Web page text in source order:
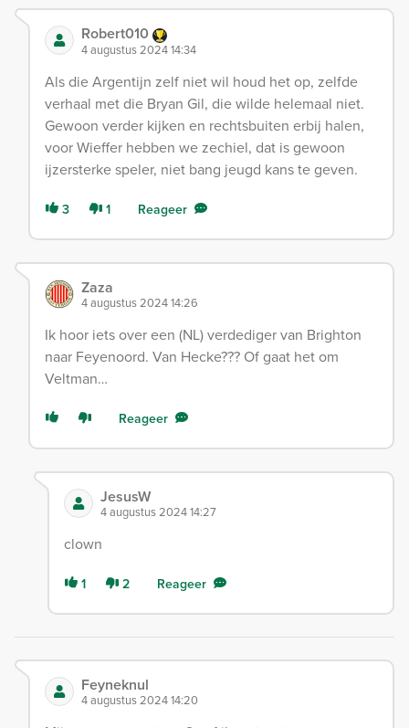
Robert010
4 augustus 2024 14:34
Als die Argentijn zelf niet wil houd het op, zelfde
verhaal met die Bryan Gil, die wilde helemaal niet.
Gewoon verder kijken en rechtsbuiten erbij halen,
voor Wieffer hebben we zechiel, dat is gewoon
ijzersterke speler, niet bang jeugd kans te geven.
3 1 Reageer
Zaza
4 augustus 2024 14:26
Ik hoor iets over een (NL) verdediger van Brighton
naar Feyenoord. Van Hecke??? Of gaat het om
Veltman…
Reageer
JesusW
4 augustus 2024 14:27
clown
1 2 Reageer
Feyneknul
4 augustus 2024 14:20